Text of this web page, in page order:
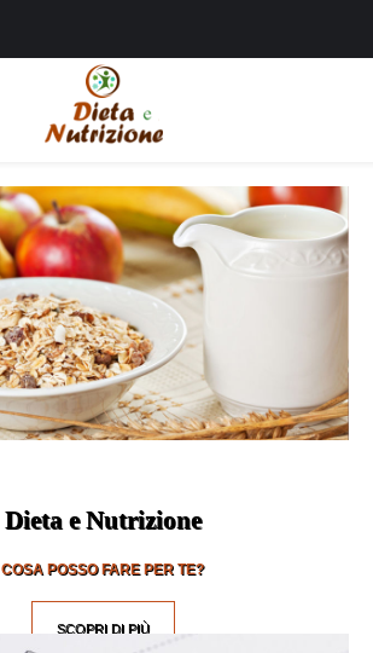
Dieta e Nutrizione
COSA POSSO FARE PER TE?
SCOPRI DI PIÙ